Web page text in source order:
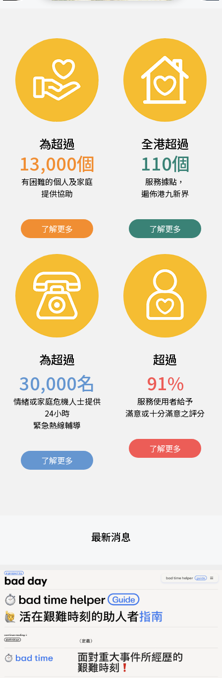
為超過
13,000個
有困難的個人及家庭
提供協助
了解更多
全港超過
110個
服務據點，
遍佈港九新界
了解更多
為超過
30,000名
情緒或家庭危機人士提供
24小時
緊急熱線輔導
了解更多
超過
91%
服務使用者給予
滿意或十分滿意之評分
了解更多
最新消息